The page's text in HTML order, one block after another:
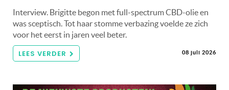
Interview. Brigitte begon met full-spectrum CBD-olie en
was sceptisch. Tot haar stomme verbazing voelde ze zich
voor het eerst in jaren veel beter.
LEES VERDER 08 juli 2026